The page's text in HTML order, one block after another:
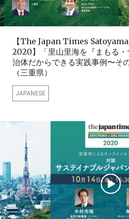
【The Japan Times Satoyama
2020】「里山里海を『まもる
治体だからできる実践事例〜そ
（三重県）
JAPANESE